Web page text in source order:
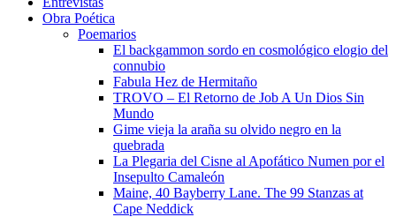
Obra Poética
Poemarios
El backgammon sordo en cosmológico elogio del
connubio
Fabula Hez de Hermitaño
TROVO – El Retorno de Job A Un Dios Sin
Mundo
Gime vieja la araña su olvido negro en la
quebrada
La Plegaria del Cisne al Apofático Numen por el
Insepulto Camaleón
Maine, 40 Bayberry Lane. The 99 Stanzas at
Cape Neddick